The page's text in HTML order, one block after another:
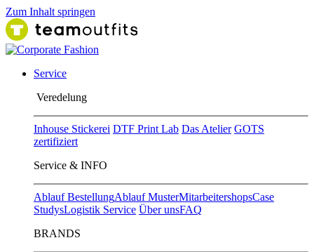
Zum Inhalt springen
Service
Ver​edelung
Inhouse Stickerei DTF Print Lab Das Atelier GOTS
zertifiziert
Service & INFO
Ablauf BestellungAblauf MusterMitarbeitershopsCase
StudysLogistik Service Über unsFAQ
BRANDS